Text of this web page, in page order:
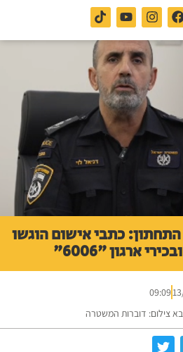
כתבי אישום הוגשו
ארגון "6006"
09:09
צילום: דוברות המשטרה